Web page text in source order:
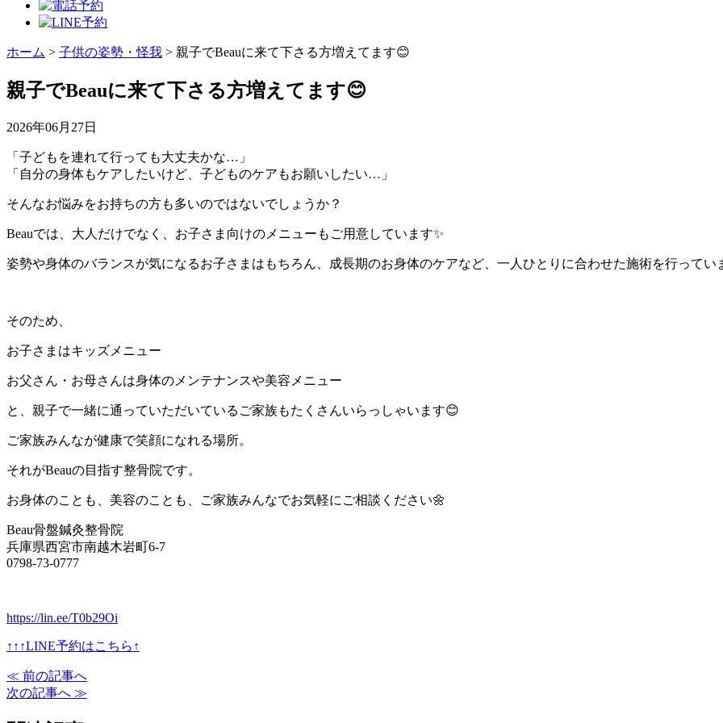
ホーム > 子供の姿勢・怪我 > 親子でBeauに来て下さる方増えてます😊
親子でBeauに来て下さる方増えてます😊
2026年06月27日
「子どもを連れて行っても大丈夫かな…」
「自分の身体もケアしたいけど、子どものケアもお願いしたい…」
そんなお悩みをお持ちの方も多いのではないでしょうか？
Beauでは、大人だけでなく、お子さま向けのメニューもご用意しています✨
姿勢や身体のバランスが気になるお子さまはもちろん、成長期のお身体のケアなど、一人ひとりに合わせた施術を行ってい
そのため、
お子さまはキッズメニュー
お父さん・お母さんは身体のメンテナンスや美容メニュー
と、親子で一緒に通っていただいているご家族もたくさんいらっしゃいます😊
ご家族みんなが健康で笑顔になれる場所。
それがBeauの目指す整骨院です。
お身体のことも、美容のことも、ご家族みんなでお気軽にご相談ください🌼
Beau骨盤鍼灸整骨院
兵庫県西宮市南越木岩町6-7
0798-73-0777
https://lin.ee/T0b29Oi
↑↑↑LINE予約はこちら↑
≪ 前の記事へ
次の記事へ ≫